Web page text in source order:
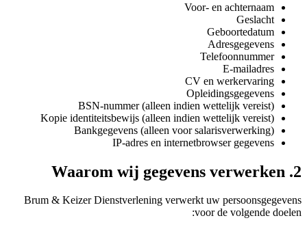
Voor- en achternaam
Geslacht
Geboortedatum
Adresgegevens
Telefoonnummer
E-mailadres
CV en werkervaring
Opleidingsgegevens
BSN-nummer (alleen indien wettelijk vereist)
Kopie identiteitsbewijs (alleen indien wettelijk vereist)
Bankgegevens (alleen voor salarisverwerking)
IP-adres en internetbrowser gegevens
2. Waarom wij gegevens verwerken
Brum & Keizer Dienstverlening verwerkt uw persoonsgegevens
voor de volgende doelen: